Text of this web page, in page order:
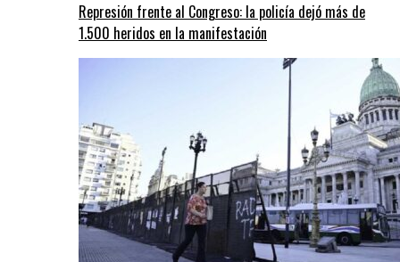
Represión frente al Congreso: la policía dejó más de
1.500 heridos en la manifestación